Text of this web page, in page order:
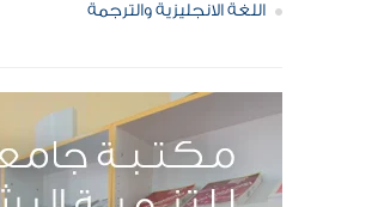
اللغة الانجليزية والترجمة